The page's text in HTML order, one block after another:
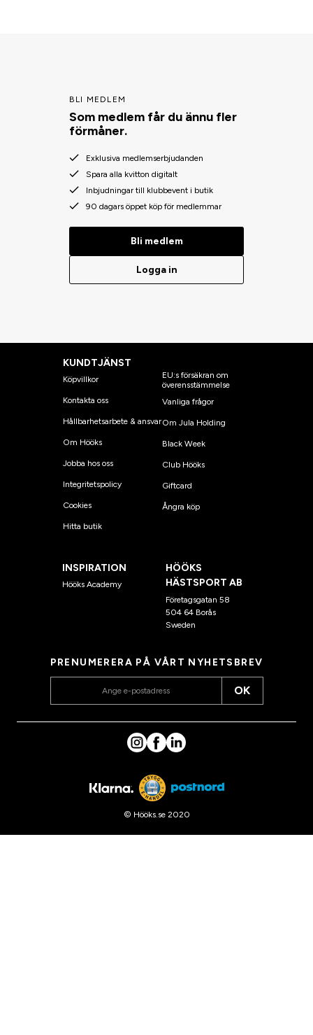
BLI MEDLEM
Som medlem får du ännu fler
förmåner.
Exklusiva medlemserbjudanden
Spara alla kvitton digitalt
Inbjudningar till klubbevent i butik
90 dagars öppet köp för medlemmar
Bli medlem
Logga in
KUNDTJÄNST
Köpvillkor
Kontakta oss
Hållbarhetsarbete & ansvar
Om Hööks
Jobba hos oss
Integritetspolicy
Cookies
Hitta butik
EU:s försäkran om
överensstämmelse
Vanliga frågor
Om Jula Holding
Black Week
Club Hööks
Giftcard
Ångra köp
INSPIRATION
Hööks Academy
HÖÖKS
HÄSTSPORT AB
Företagsgatan 58
504 64 Borås
Sweden
PRENUMERERA PÅ VÅRT NYHETSBREV
OK
© Hööks.se 2020